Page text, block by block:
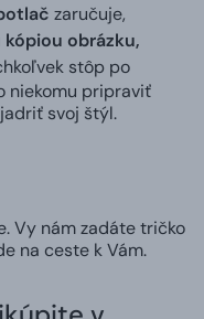
zaručuje,
obrázku,
stôp po
niekomu pripraviť
svoj štýl.
Vy nám zadáte tričko
na ceste k Vám.